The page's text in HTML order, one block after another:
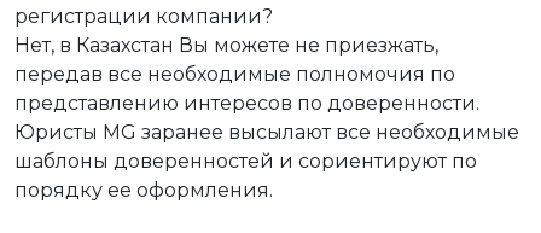
регистрации компании?
Нет, в Казахстан Вы можете не приезжать,
передав все необходимые полномочия по
представлению интересов по доверенности.
Юристы MG заранее высылают все необходимые
шаблоны доверенностей и сориентируют по
порядку ее оформления.